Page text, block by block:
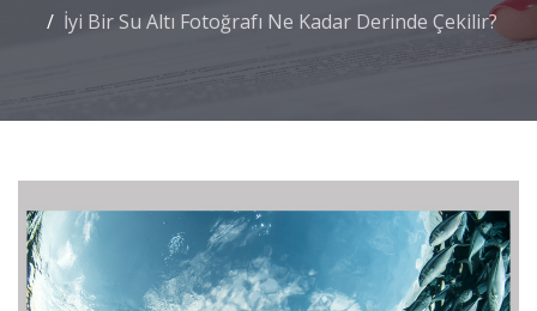
İyi Bir Su Altı Fotoğrafı Ne Kadar Derinde Çekilir?